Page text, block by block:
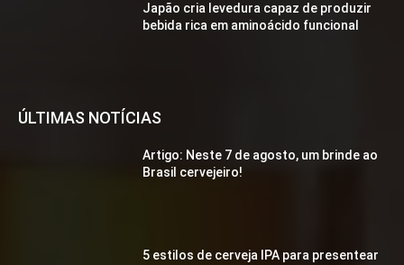
Japão cria levedura capaz de produzir
bebida rica em aminoácido funcional
ÚLTIMAS NOTÍCIAS
Artigo: Neste 7 de agosto, um brinde ao
Brasil cervejeiro!
5 estilos de cerveja IPA para presentear